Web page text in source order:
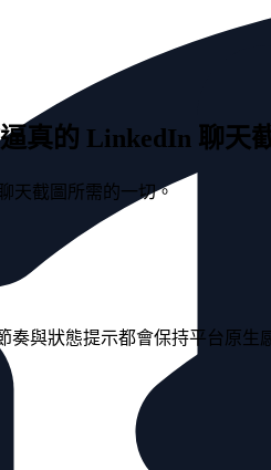
真的 LinkedIn 聊天
天截圖所需的一切。
奏與狀態提示都會保持平台原生